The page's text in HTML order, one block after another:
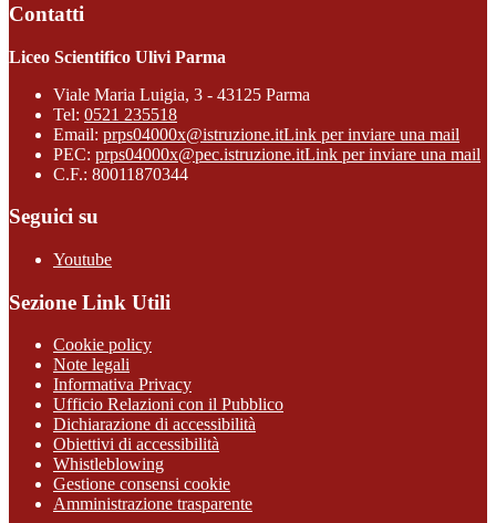
Contatti
Liceo Scientifico Ulivi Parma
Viale Maria Luigia, 3 - 43125 Parma
Tel: 0521 235518
Email: prps04000x@istruzione.itLink per inviare una mail
PEC: prps04000x@pec.istruzione.itLink per inviare una mail
C.F.: 80011870344
Seguici su
Youtube
Sezione Link Utili
Cookie policy
Note legali
Informativa Privacy
Ufficio Relazioni con il Pubblico
Dichiarazione di accessibilità
Obiettivi di accessibilità
Whistleblowing
Gestione consensi cookie
Amministrazione trasparente